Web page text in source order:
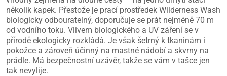
několik kapek. Přestože je prací prostředek Wilderness Wash
biologicky odbouratelný, doporučuje se prát nejméně 70 m
od vodního toku. Vlivem biologického a UV záření se v
přírodě ekologicky rozkládá. Je však šetrný k tkaninám i
pokožce a zároveň účinný na mastné nádobí a skvrny na
prádle. Má bezpečnostní uzávěr, takže se vám v tašce jen
tak nevylije.